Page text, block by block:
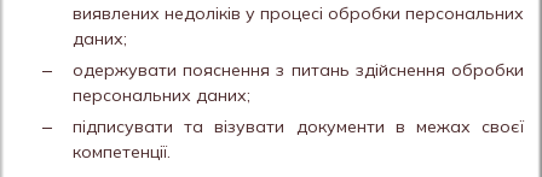
виявлених недоліків у процесі обробки персональних
даних;
одержувати пояснення з питань здійснення обробки
персональних даних;
підписувати та візувати документи в межах своєї
компетенції.